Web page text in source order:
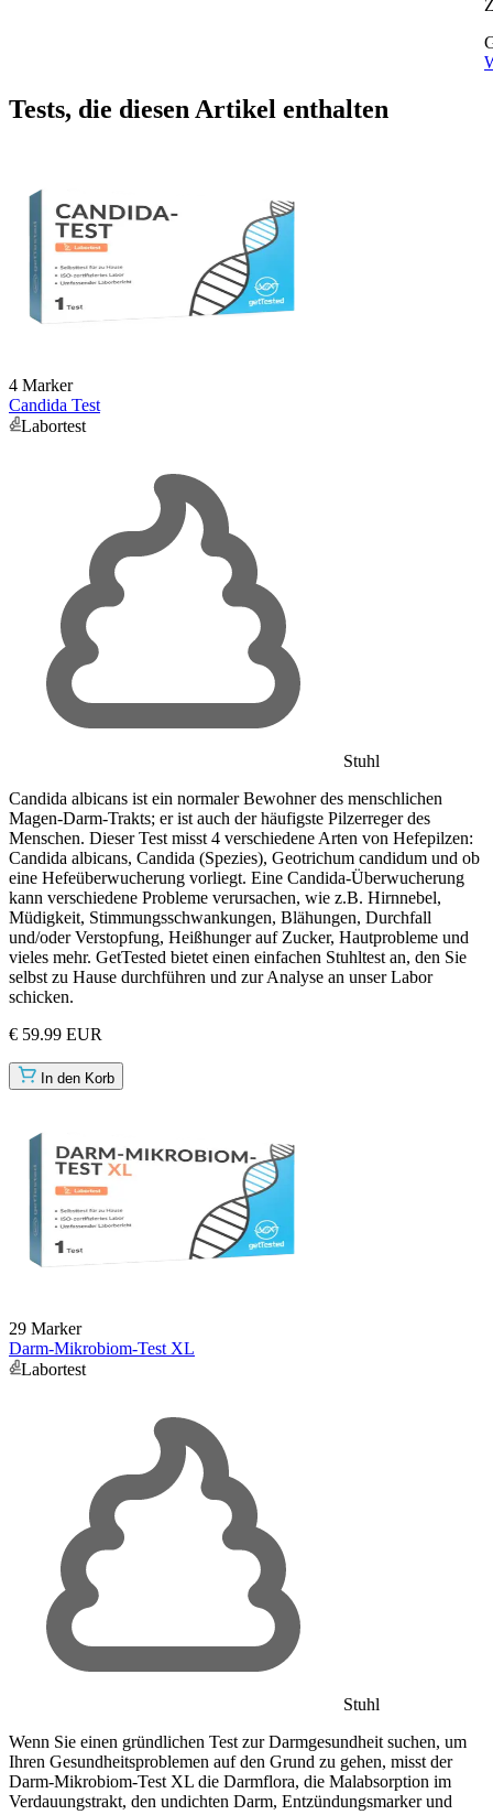
Tests, die diesen Artikel enthalten
4 Marker
Candida Test
Labortest
Stuhl
Candida albicans ist ein normaler Bewohner des menschlichen
Magen-Darm-Trakts; er ist auch der häufigste Pilzerreger des
Menschen. Dieser Test misst 4 verschiedene Arten von Hefepilzen:
Candida albicans, Candida (Spezies), Geotrichum candidum und ob
eine Hefeüberwucherung vorliegt. Eine Candida-Überwucherung
kann verschiedene Probleme verursachen, wie z.B. Hirnnebel,
Müdigkeit, Stimmungsschwankungen, Blähungen, Durchfall
und/oder Verstopfung, Heißhunger auf Zucker, Hautprobleme und
vieles mehr. GetTested bietet einen einfachen Stuhltest an, den Sie
selbst zu Hause durchführen und zur Analyse an unser Labor
schicken.
€ 59.99 EUR
In den Korb
29 Marker
Darm-Mikrobiom-Test XL
Labortest
Stuhl
Wenn Sie einen gründlichen Test zur Darmgesundheit suchen, um
Ihren Gesundheitsproblemen auf den Grund zu gehen, misst der
Darm-Mikrobiom-Test XL die Darmflora, die Malabsorption im
Verdauungstrakt, den undichten Darm, Entzündungsmarker und